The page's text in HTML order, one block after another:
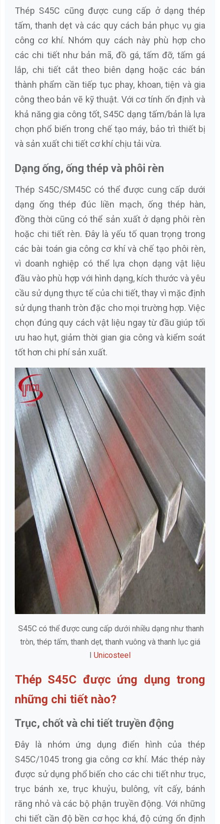
Thép S45C cũng được cung cấp ở dạng thép
tấm, thanh dẹt và các quy cách bản phục vụ gia
công cơ khí. Nhóm quy cách này phù hợp cho
các chi tiết như bản mã, đồ gá, tấm đỡ, tấm gá
lắp, chi tiết cắt theo biên dạng hoặc các bán
thành phẩm cần tiếp tục phay, khoan, tiện và gia
công theo bản vẽ kỹ thuật. Với cơ tính ổn định và
khả năng gia công tốt, S45C dạng tấm/bản là lựa
chọn phổ biến trong chế tạo máy, bảo trì thiết bị
và sản xuất chi tiết cơ khí chịu tải vừa.
Dạng ống, ống thép và phôi rèn
Thép S45C/SM45C có thể được cung cấp dưới
dạng ống thép đúc liền mạch, ống thép hàn,
đồng thời cũng có thể sản xuất ở dạng phôi rèn
hoặc chi tiết rèn. Đây là yếu tố quan trọng trong
các bài toán gia công cơ khí và chế tạo phôi rèn,
vì doanh nghiệp có thể lựa chọn dạng vật liệu
đầu vào phù hợp với hình dạng, kích thước và yêu
cầu sử dụng thực tế của chi tiết, thay vì mặc định
sử dụng thanh tròn đặc cho mọi trường hợp. Việc
chọn đúng quy cách vật liệu ngay từ đầu giúp tối
ưu hao hụt, giảm thời gian gia công và kiểm soát
tốt hơn chi phí sản xuất.
S45C có thể được cung cấp dưới nhiều dạng như thanh
tròn, thép tấm, thanh dẹt, thanh vuông và thanh lục giá
I Unicosteel
Thép S45C được ứng dụng trong
những chi tiết nào?
Trục, chốt và chi tiết truyền động
Đây là nhóm ứng dụng điển hình của thép
S45C/1045 trong gia công cơ khí. Mác thép này
được sử dụng phổ biến cho các chi tiết như trục,
trục bánh xe, trục khuỷu, bulông, vít cấy, bánh
răng nhỏ và các bộ phận truyền động. Với những
chi tiết cần độ bền cơ học khá, độ cứng ổn định